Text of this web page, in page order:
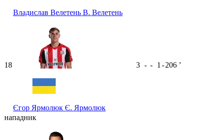
Владислав Велетень В. Велетень
18
Єгор Ярмолюк Є. Ярмолюк
3 - - 1 -206 ʼ
нападник